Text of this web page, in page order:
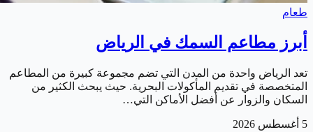
طعام
أبرز مطاعم السمك في الرياض
تعد الرياض واحدة من المدن التي تضم مجموعة كبيرة من المطاعم
المتخصصة في تقديم المأكولات البحرية. حيث يبحث الكثير من
السكان والزوار عن أفضل الأماكن التي…
5 أغسطس 2026